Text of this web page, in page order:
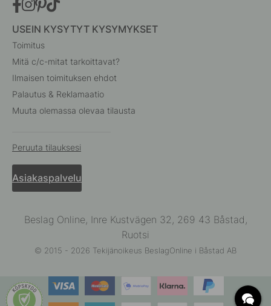
USEIN KYSYTYT KYSYMYKSET
Toimitus
Mitä c/c-mitat tarkoittavat?
Ilmaisen toimituksen ehdot
Palautus & Reklamaatio
Muuta olemassa olevaa tilausta
Peruuta tilauksesi
Asiakaspalvelu
Beslag Online, Inre Kustvägen 32, 269 43 Båstad,
Ruotsi
© 2015 - 2026 Tekijänoikeus BeslagOnline i Båstad AB